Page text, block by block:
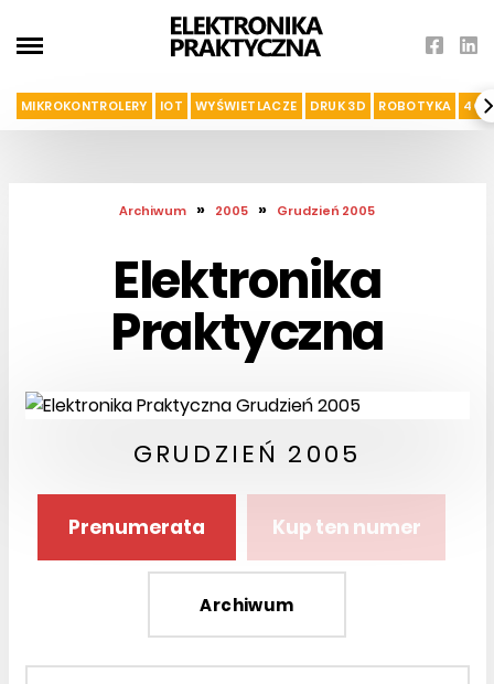
MIKROKONTROLERY IOT WYŚWIETLACZE DRUK 3D ROBOTYKA 4G I
Archiwum » 2005 » Grudzień 2005
Elektronika
Praktyczna
GRUDZIEŃ 2005
Prenumerata Kup ten numer
Archiwum